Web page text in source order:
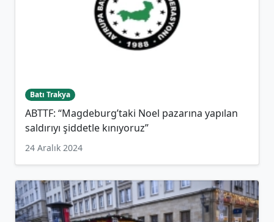
Batı Trakya
ABTTF: “Magdeburg’taki Noel pazarına yapılan
saldırıyı şiddetle kınıyoruz”
24 Aralık 2024